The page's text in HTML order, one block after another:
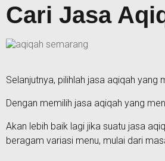
Cari Jasa
Selanjutnya, pilihlah jasa aqiqah
Dengan memilih jasa aqiqah yang
Akan lebih baik lagi jika suatu jasa
beragam variasi menu, mulai dari